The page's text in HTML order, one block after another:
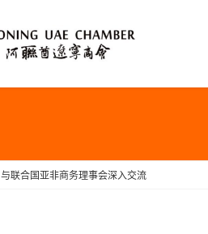
与联合国亚非商务理事会深入交流